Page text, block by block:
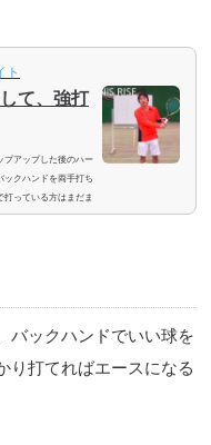
ト
て、強打
プアップした後のハー
ックハンドを両手打ち
っている方はまだま
ーム選手など片手打ち
バックハンドでいい球を
り打てればエースになる